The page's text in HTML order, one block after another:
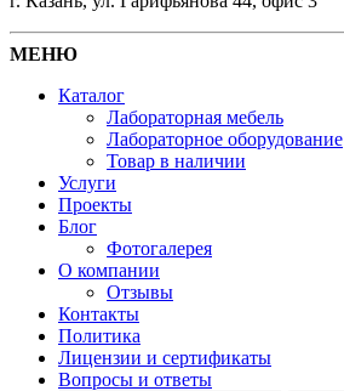
МЕНЮ
Каталог
Лабораторная мебель
Лабораторное оборудование
Товар в наличии
Услуги
Проекты
Блог
Фотогалерея
О компании
Отзывы
Контакты
Политика
Лицензии и сертификаты
Вопросы и ответы